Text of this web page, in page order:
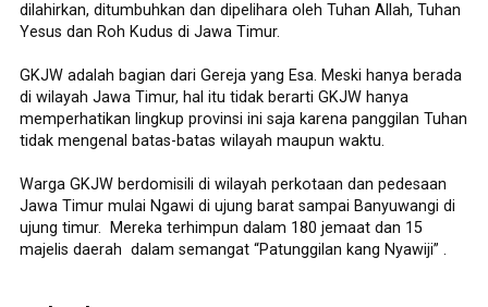
dilahirkan, ditumbuhkan dan dipelihara oleh Tuhan Allah, Tuhan
Yesus dan Roh Kudus di Jawa Timur.
GKJW adalah bagian dari Gereja yang Esa. Meski hanya berada
di wilayah Jawa Timur, hal itu tidak berarti GKJW hanya
memperhatikan lingkup provinsi ini saja karena panggilan Tuhan
tidak mengenal batas-batas wilayah maupun waktu.
Warga GKJW berdomisili di wilayah perkotaan dan pedesaan
Jawa Timur mulai Ngawi di ujung barat sampai Banyuwangi di
ujung timur. Mereka terhimpun dalam 180 jemaat dan 15
majelis daerah dalam semangat “Patunggilan kang Nyawiji” .